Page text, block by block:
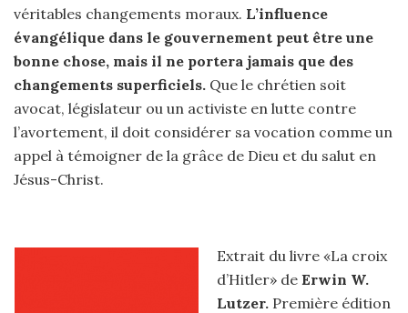
véritables changements moraux. L’influence
évangélique dans le gouvernement peut être une
bonne chose, mais il ne portera jamais que des
changements superficiels. Que le chrétien soit
avocat, législateur ou un activiste en lutte contre
l’avortement, il doit considérer sa vocation comme un
appel à témoigner de la grâce de Dieu et du salut en
Jésus-Christ.
Extrait du livre «La croix
d’Hitler» de Erwin W.
Lutzer. Première édition